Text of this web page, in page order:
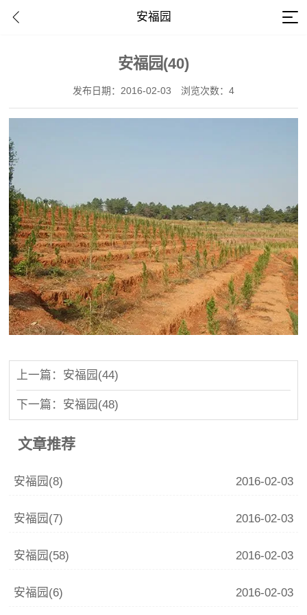
安福园
安福园(40)
发布日期：2016-02-03 浏览次数：4
上一篇：安福园(44)
下一篇：安福园(48)
文章推荐
安福园(8) 2016-02-03
安福园(7) 2016-02-03
安福园(58) 2016-02-03
安福园(6) 2016-02-03